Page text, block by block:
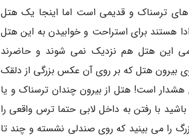
های ترسناک و قدیمی است اما اینجا یک هتل
هستند برای استراحت و خوابیدن به این هتل
این هتل هم نزدیک نمی شوند و حاضرند
بیرون هتل که بر روی آن عکس بزرگی از دلقک
است! هتل از بیرون چندان ترسناک و یا
با رفتن به داخل لابی حتما ترس واقعی را
می بینید که روی صندلی نشسته و چند تا